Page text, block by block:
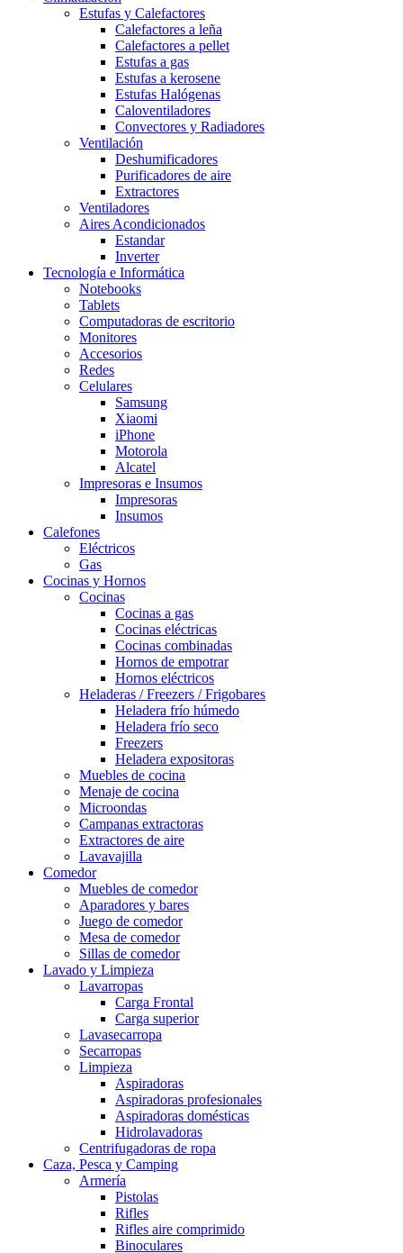
Estufas y Calefactores
Calefactores a leña
Calefactores a pellet
Estufas a gas
Estufas a kerosene
Estufas Halógenas
Caloventiladores
Convectores y Radiadores
Ventilación
Deshumificadores
Purificadores de aire
Extractores
Ventiladores
Aires Acondicionados
Estandar
Inverter
Tecnología e Informática
Notebooks
Tablets
Computadoras de escritorio
Monitores
Accesorios
Redes
Celulares
Samsung
Xiaomi
iPhone
Motorola
Alcatel
Impresoras e Insumos
Impresoras
Insumos
Calefones
Eléctricos
Gas
Cocinas y Hornos
Cocinas
Cocinas a gas
Cocinas eléctricas
Cocinas combinadas
Hornos de empotrar
Hornos eléctricos
Heladeras / Freezers / Frigobares
Heladera frío húmedo
Heladera frío seco
Freezers
Heladera expositoras
Muebles de cocina
Menaje de cocina
Microondas
Campanas extractoras
Extractores de aire
Lavavajilla
Comedor
Muebles de comedor
Aparadores y bares
Juego de comedor
Mesa de comedor
Sillas de comedor
Lavado y Limpieza
Lavarropas
Carga Frontal
Carga superior
Lavasecarropa
Secarropas
Limpieza
Aspiradoras
Aspiradoras profesionales
Aspiradoras domésticas
Hidrolavadoras
Centrifugadoras de ropa
Caza, Pesca y Camping
Armería
Pistolas
Rifles
Rifles aire comprimido
Binoculares